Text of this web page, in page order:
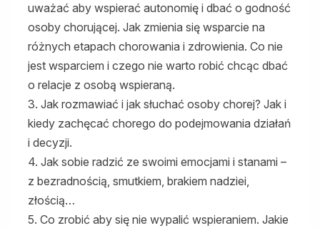
uważać aby wspierać autonomię i dbać o godność
osoby chorującej. Jak zmienia się wsparcie na
różnych etapach chorowania i zdrowienia. Co nie
jest wsparciem i czego nie warto robić chcąc dbać
o relacje z osobą wspieraną.
3. Jak rozmawiać i jak słuchać osoby chorej? Jak i
kiedy zachęcać chorego do podejmowania działań
i decyzji.
4. Jak sobie radzić ze swoimi emocjami i stanami –
z bezradnością, smutkiem, brakiem nadziei,
złością…
5. Co zrobić aby się nie wypalić wspieraniem. Jakie